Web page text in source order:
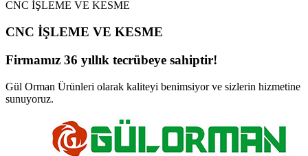
CNC İŞLEME VE KESME
CNC İŞLEME VE KESME
Firmamız 36 yıllık tecrübeye sahiptir!
Gül Orman Ürünleri olarak kaliteyi benimsiyor ve sizlerin hizmetine
sunuyoruz.